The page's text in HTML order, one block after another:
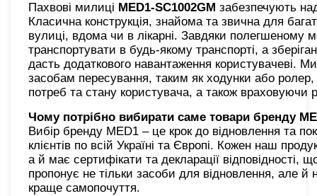
Пахвові милиці MED1-SC1002GM забезпечують
Класична конструкція, знайома та звична для
вулиці, вдома чи в лікарні. Завдяки полегшеному
транспортувати в будь-якому транспорті, а
дасть додаткового навантаження користувачеві.
засобам пересування, таким як ходунки або
потреб та стану користувача, а також враховуючи
Чому потрібно вибирати саме товари бренду
Вибір бренду MED1 – це крок до відновлення та
клієнтів по всій Україні та Європі. Кожен наш
а й має сертифікати та декларації відповідності,
пропонує не тільки засоби для відновлення, але
краще самопочуття.